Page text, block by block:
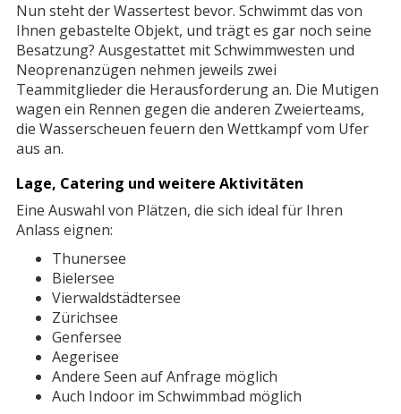
Nun steht der Wassertest bevor. Schwimmt das von
Ihnen gebastelte Objekt, und trägt es gar noch seine
Besatzung? Ausgestattet mit Schwimmwesten und
Neoprenanzügen nehmen jeweils zwei
Teammitglieder die Herausforderung an. Die Mutigen
wagen ein Rennen gegen die anderen Zweierteams,
die Wasserscheuen feuern den Wettkampf vom Ufer
aus an.
Lage, Catering und weitere Aktivitäten
Eine Auswahl von Plätzen, die sich ideal für Ihren
Anlass eignen:
Thunersee
Bielersee
Vierwaldstädtersee
Zürichsee
Genfersee
Aegerisee
Andere Seen auf Anfrage möglich
Auch Indoor im Schwimmbad möglich